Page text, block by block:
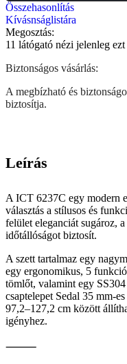
Összehasonlítás
Kívásnságlistára
Megosztás:
11 látógató nézi jelenleg
Biztonságos vásárlás:
A megbízható és
biztosítja.
Leírás
A ICT 6237C egy modern
választás a stílusos és
felület eleganciát sugároz,
időtállóságot biztosít.
A szett tartalmaz egy
egy ergonomikus, 5
tömlőt, valamint egy
csaptelepet Sedal 35 mm-
97,2–127,2 cm között
igényhez.
⸻